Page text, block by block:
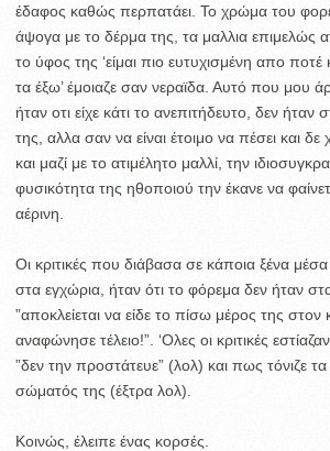
έδαφος καθώς περπατάει. Το χρώμα του
άψογα με το δέρμα της, τα μαλλια επιμελώς
το ύφος της ‘είμαι πιο ευτυχισμένη απο ποτέ
τα έξω’ έμοιαζε σαν νεραϊδα. Αυτό που μου
ήταν οτι είχε κάτι το ανεπιτήδευτο, δεν
της, αλλα σαν να είναι έτοιμο να πέσει και δε
και μαζί με το ατιμέλητο μαλλί, την
φυσικότητα της ηθοποιού την έκανε να
αέρινη.
Οι κριτικές που διάβασα σε κάποια ξένα
στα εγχώρια, ήταν ότι το φόρεμα δεν ήταν
”αποκλείεται να είδε το πίσω μέρος της στον
αναφώνησε τέλειο!”. ‘Ολες οι κριτικές
”δεν την προστάτευε” (λολ) και πως τόνιζε
σώματός της (έξτρα λολ).
Κοινώς, έλειπε ένας κορσές.